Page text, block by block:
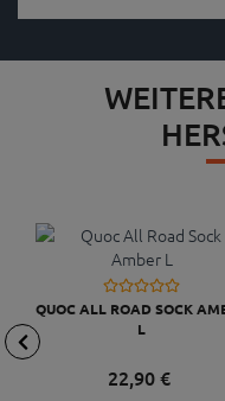
QUOC ALL ROAD SOCK
L
22,90 €